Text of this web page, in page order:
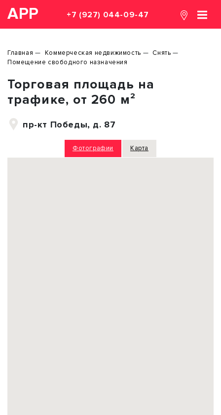
АРР +7 (927) 044-09-47
Главная Коммерческая недвижимость
Снять
Помещение свободного назначения
Торговая площадь на
трафике, от 260 м²
пр-кт Победы, д. 87
Фотографии Карта